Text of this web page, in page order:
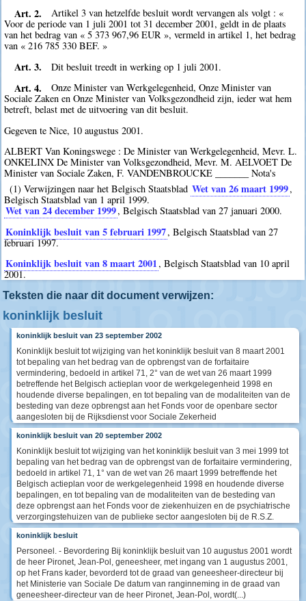
Art. 2.
Artikel 3 van hetzelfde besluit wordt vervangen als volgt : «
Voor de periode van 1 juli 2001 tot 31 december 2001, geldt in de plaats
van het bedrag van « 5 373 967,96 EUR », vermeld in artikel 1, het bedrag
van « 216 785 330 BEF. »
Art. 3. Dit besluit treedt in werking op 1 juli 2001.
Art. 4.
Onze Minister van Werkgelegenheid, Onze Minister van
Sociale Zaken en Onze Minister van Volksgezondheid zijn, ieder wat hem
betreft, belast met de uitvoering van dit besluit.
Gegeven te Nice, 10 augustus 2001.
ALBERT Van Koningswege : De Minister van Werkgelegenheid, Mevr. L.
ONKELINX De Minister van Volksgezondheid, Mevr. M. AELVOET De
Minister van Sociale Zaken, F. VANDENBROUCKE _______ Nota's
(1) Verwijzingen naar het Belgisch Staatsblad Wet van 26 maart 1999,
Belgisch Staatsblad van 1 april 1999.
Wet van 24 december 1999, Belgisch Staatsblad van 27 januari 2000.
Koninklijk besluit van 5 februari 1997, Belgisch Staatsblad van 27
februari 1997.
Koninklijk besluit van 8 maart 2001, Belgisch Staatsblad van 10 april
2001.
Teksten die naar dit document verwijzen:
koninklijk besluit
koninklijk besluit van 23 september 2002
Koninklijk besluit tot wijziging van het koninklijk besluit van 8 maart 2001
tot bepaling van het bedrag van de opbrengst van de forfaitaire
vermindering, bedoeld in artikel 71, 2° van de wet van 26 maart 1999
betreffende het Belgisch actieplan voor de werkgelegenheid 1998 en
houdende diverse bepalingen, en tot bepaling van de modaliteiten van de
besteding van deze opbrengst aan het Fonds voor de openbare sector
aangesloten bij de Rijksdienst voor Sociale Zekerheid
koninklijk besluit van 20 september 2002
Koninklijk besluit tot wijziging van het koninklijk besluit van 3 mei 1999 tot
bepaling van het bedrag van de opbrengst van de forfaitaire vermindering,
bedoeld in artikel 71, 1° van de wet van 26 maart 1999 betreffende het
Belgisch actieplan voor de werkgelegenheid 1998 en houdende diverse
bepalingen, en tot bepaling van de modaliteiten van de besteding van
deze opbrengst aan het Fonds voor de ziekenhuizen en de psychiatrische
verzorgingstehuizen van de publieke sector aangesloten bij de R.S.Z.
koninklijk besluit
Personeel. - Bevordering Bij koninklijk besluit van 10 augustus 2001 wordt
de heer Pironet, Jean-Pol, geneesheer, met ingang van 1 augustus 2001,
op het Frans kader, bevorderd tot de graad van geneesheer-directeur bij
het Ministerie van Sociale De datum van ranginneming in de graad van
geneesheer-directeur van de heer Pironet, Jean-Pol, wordt(...)